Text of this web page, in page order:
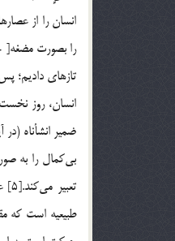
انسان را از
را بصورت مضغه‏[
تازه‏اى داديم؛
انسان، روز
ضمير انشأناه
بي‌كمال را به
طبيعيه است كه